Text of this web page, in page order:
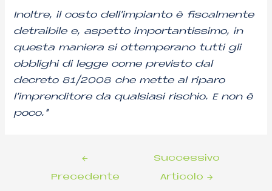
Inoltre, il costo dell’impianto è fiscalmente
detraibile e, aspetto importantissimo, in
questa maniera si ottemperano tutti gli
obblighi di legge come previsto dal
decreto 81/2008 che mette al riparo
l’imprenditore da qualsiasi rischio. E non è
poco.”
←
Precedente
Successivo
Articolo→